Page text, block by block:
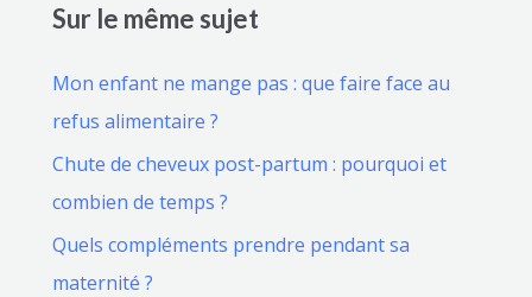
Sur le même sujet
Mon enfant ne mange pas : que faire face au
refus alimentaire ?
Chute de cheveux post-partum : pourquoi et
combien de temps ?
Quels compléments prendre pendant sa
maternité ?